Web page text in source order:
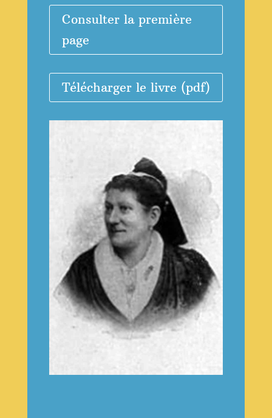
Consulter la première
page
Télécharger le livre (pdf)